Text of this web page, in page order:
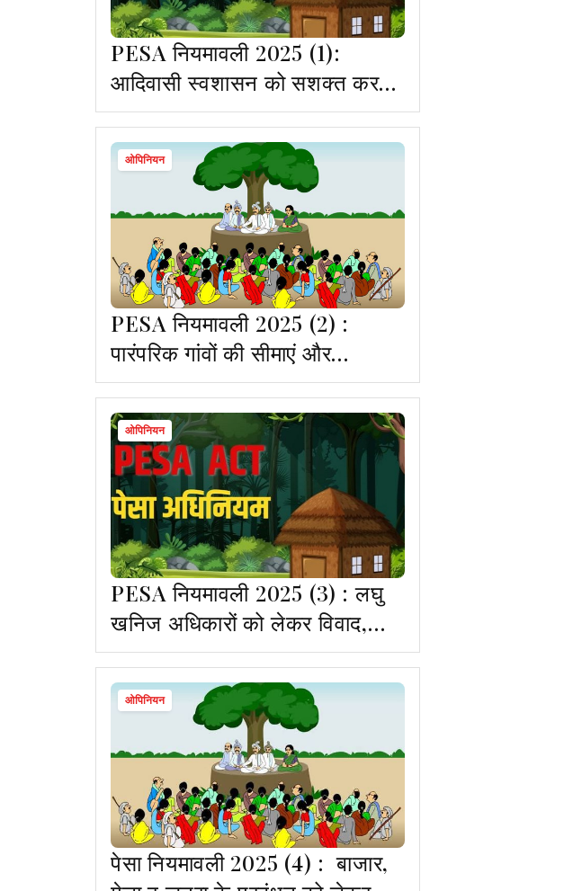
PESA नियमावली 2025 (1):
आदिवासी स्वशासन को सशक्त करने
या परंपराओं को कमजोर करने की
पहल?
ओपिनियन
PESA नियमावली 2025 (2) :
पारंपरिक गांवों की सीमाएं और
आदिवासी स्वशासन पर संकट
ओपिनियन
PESA नियमावली 2025 (3) : लघु
खनिज अधिकारों को लेकर विवाद,
ग्राम सभा की परिभाषा पर उठे सवाल
ओपिनियन
पेसा नियमावली 2025 (4) : बाजार,